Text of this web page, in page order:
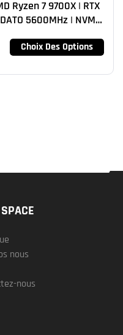
Ryzen 7 9700X | RTX
5600MHz | NVMe
Choix Des Options
nous
nous